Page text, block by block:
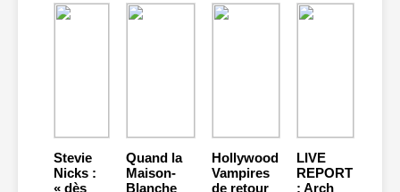
Stevie
Nicks :
« dès
Quand la
Maison-
Blanche
Hollywood
Vampires
de retour
LIVE
REPORT
: Arch